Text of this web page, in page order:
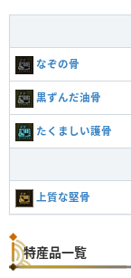
なぞの骨
黒ずんだ油骨
たくましい護骨
上質な堅骨
特産品一覧